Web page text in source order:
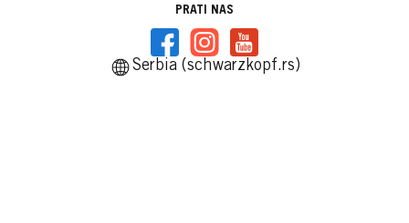
Night Elixir Overnight Reconstruction
Night Elixir Overnight Moisture
PRATI NAS
Serbia (schwarzkopf.rs)